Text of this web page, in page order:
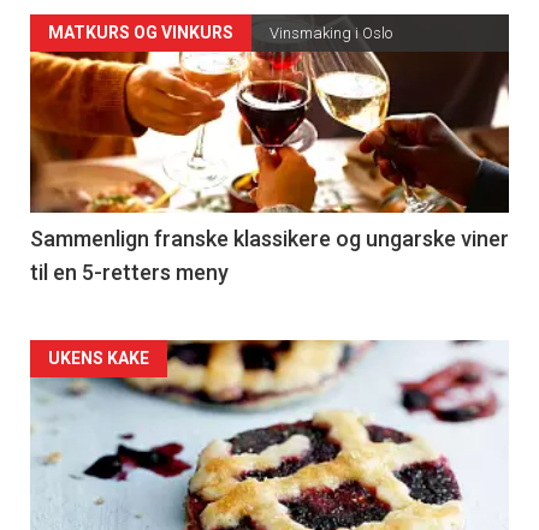
Forsiden
akkurat
nå
-
5
MATKURS OG VINKURS Vinsmaking i Oslo
Sammenlign franske klassikere og ungarske viner
til en 5-retters meny
Forsiden
akkurat
nå
UKENS KAKE